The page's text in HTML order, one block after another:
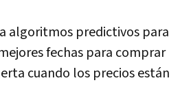
algoritmos predictivos para
fechas para comprar
cuando los precios están